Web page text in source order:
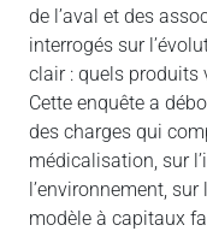
de l’aval et des
interrogés sur
clair : quels produits
Cette enquête a
des charges qui
médicalisation, sur
l’environnement,
modèle à capitaux